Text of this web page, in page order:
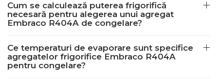
Cum se calculează puterea frigorifică
necesară pentru alegerea unui agregat
Embraco R404A de congelare?
Ce temperaturi de evaporare sunt specifice
agregatelor frigorifice Embraco R404A
pentru congelare?